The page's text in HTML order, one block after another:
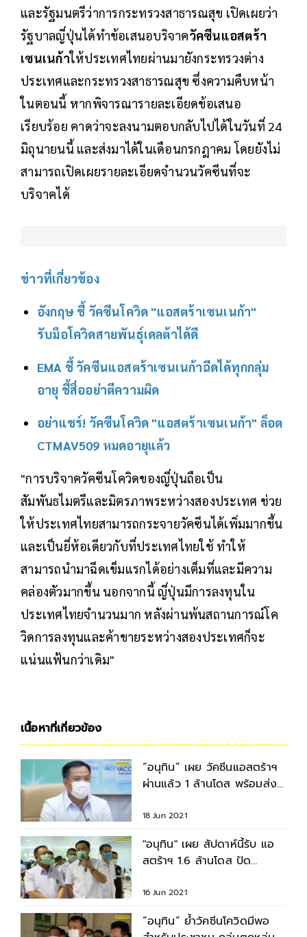
และรัฐมนตรีว่าการกระทรวงสาธารณสุข เปิดเผยว่า
รัฐบาลญี่ปุ่นได้ทำข้อเสนอบริจาควัคซีนแอสตร้า
เซนเนก้าให้ประเทศไทยผ่านมายังกระทรวงต่าง
ประเทศและกระทรวงสาธารณสุข ซึ่งความคืบหน้า
ในตอนนี้ หากพิจารณารายละเอียดข้อเสนอ
เรียบร้อย คาดว่าจะลงนามตอบกลับไปได้ในวันที่ 24
มิถุนายนนี้ และส่งมาได้ในเดือนกรกฎาคม โดยยังไม่
สามารถเปิดเผยรายละเอียดจำนวนวัคซีนที่จะ
บริจาคได้
ข่าวที่เกี่ยวข้อง
อังกฤษ ชี้ วัคซีนโควิด "แอสตร้าเซนเนก้า"
รับมือโควิดสายพันธุ์เดลต้าได้ดี
EMA ชี้ วัคซีนแอสตร้าเซนเนก้าฉีดได้ทุกกลุ่ม
อายุ ชี้สื่ออย่าตีความผิด
อย่าแชร์! วัคซีนโควิด "แอสตร้าเซนเนก้า" ล็อต
CTMAV509 หมดอายุแล้ว
"การบริจาควัคซีนโควิดของญี่ปุ่นถือเป็น
สัมพันธไมตรีและมิตรภาพระหว่างสองประเทศ ช่วย
ให้ประเทศไทยสามารถกระจายวัคซีนได้เพิ่มมากขึ้น
และเป็นยี่ห้อเดียวกับที่ประเทศไทยใช้ ทำให้
สามารถนำมาฉีดเข็มแรกได้อย่างเต็มที่และมีความ
คล่องตัวมากขึ้น นอกจากนี้ ญี่ปุ่นมีการลงทุนใน
ประเทศไทยจำนวนมาก หลังผ่านพ้นสถานการณ์โค
วิดการลงทุนและค้าขายระหว่างสองประเทศก็จะ
แน่นแฟ้นกว่าเดิม"
เนื้อหาที่เกี่ยวข้อง
“อนุทิน” เผย วัคซีนแอสตร้าฯ
ผ่านแล้ว 1 ล้านโดส พร้อมส่ง
18 Jun 2021
"อนุทิน" เผย สัปดาห์นี้รับ แอ
สตร้าฯ 1.6 ล้านโดส ปัด
16 Jun 2021
“อนุทิน” ย้ำวัคซีนโควิดมีพอ